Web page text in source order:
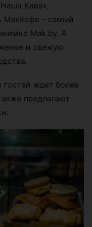
Кава»,
МакКофе – самый
Mak.by. А
и свежую
ждет более
предлагают